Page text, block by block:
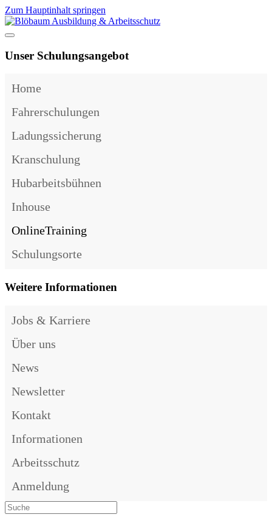
Zum Hauptinhalt springen
Unser Schulungsangebot
Home
Fahrerschulungen
Ladungssicherung
Kranschulung
Hubarbeitsbühnen
Inhouse
OnlineTraining
Schulungsorte
Weitere Informationen
Jobs & Karriere
Über uns
News
Newsletter
Kontakt
Informationen
Arbeitsschutz
Anmeldung